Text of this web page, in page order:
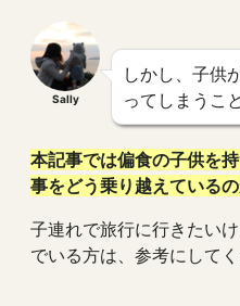
Sally
しかし、子供
ってしまうこ
本記事では偏食の子供を
事をどう乗り越えているの
子連れで旅行に行きたい
でいる方は、参考にしてく